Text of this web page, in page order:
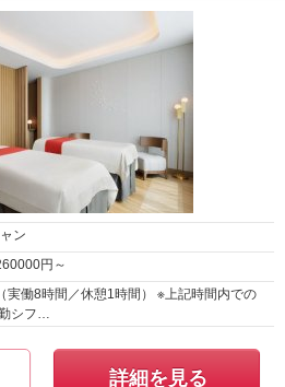
ン
円～
実働8時間／休憩1時間） ※上記時間内での
シフ…
詳細を見る